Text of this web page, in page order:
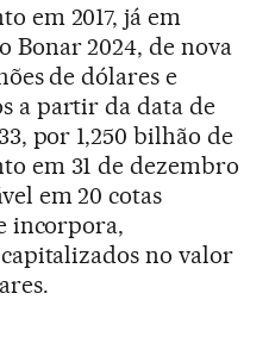
em 2017, já em
Bonar 2024, de nova
de dólares e
a partir da data de
por 1,250 bilhão de
em 31 de dezembro
em 20 cotas
incorpora,
no valor